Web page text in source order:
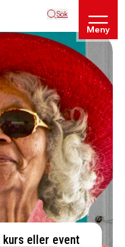
Sök
Meny
eller event